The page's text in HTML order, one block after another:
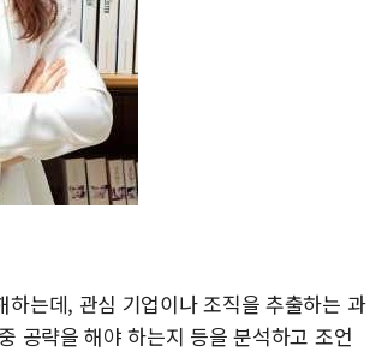
는데, 관심 기업이나 조직을 추출하는 과
공략을 해야 하는지 등을 분석하고 조언